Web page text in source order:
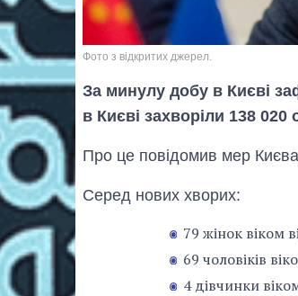
Фото з відкритих джерел.
За минулу добу в Києві
в Києві захворіли 138 020
Про це повідомив мер Києва
Серед нових хворих:
79 жінок віком
69 чоловіків
4 дівчинки